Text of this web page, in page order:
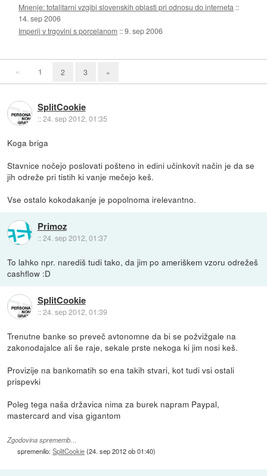
Mnenje: totalitarni vzgibi slovenskih oblasti pri odnosu do interneta ::
14. sep 2006
Imperij v trgovini s porcelanom ::9. sep 2006
« 1 2 3 »
SplitCookie
::24. sep 2012, 01:35
Koga briga
Stavnice nočejo poslovati pošteno in edini učinkovit način je da se
jih odreže pri tistih ki vanje mečejo keš.
Vse ostalo kokodakanje je popolnoma irelevantno.
Primoz
::24. sep 2012, 01:37
To lahko npr. narediš tudi tako, da jim po ameriškem vzoru odrežeš
cashflow :D
SplitCookie
::24. sep 2012, 01:39
Trenutne banke so preveč avtonomne da bi se požvižgale na
zakonodajalce ali še raje, sekale prste nekoga ki jim nosi keš.
Provizije na bankomatih so ena takih stvari, kot tudi vsi ostali
prispevki
Poleg tega naša državica nima za burek napram Paypal,
mastercard and visa gigantom
Zgodovina sprememb…
spremenilo:SplitCookie(24. sep 2012 ob 01:40)